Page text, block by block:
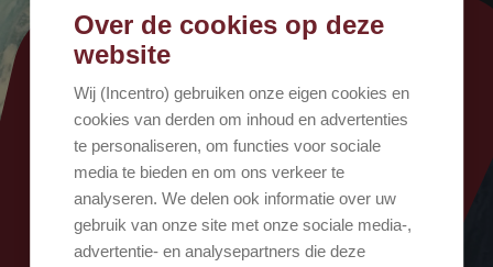
500
Oops, er ging iets mis!
Probeer het opnieuw
Over de cookies op deze
website
Wij (Incentro) gebruiken onze eigen cookies en
cookies van derden om inhoud en advertenties
te personaliseren, om functies voor sociale
media te bieden en om ons verkeer te
analyseren. We delen ook informatie over uw
gebruik van onze site met onze sociale media-,
advertentie- en analysepartners die deze